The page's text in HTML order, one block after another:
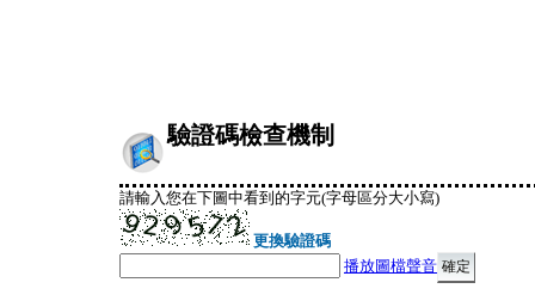
驗證碼檢查機制
請輸入您在下圖中看到的字元(字母區分大小寫)
更換驗證碼
播放圖檔聲音